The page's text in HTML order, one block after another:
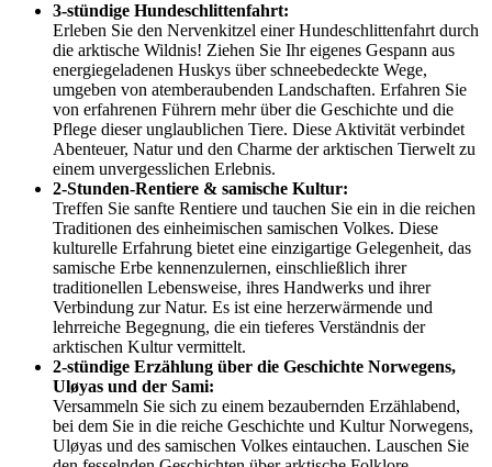
3-stündige Hundeschlittenfahrt:
Erleben Sie den Nervenkitzel einer Hundeschlittenfahrt durch
die arktische Wildnis! Ziehen Sie Ihr eigenes Gespann aus
energiegeladenen Huskys über schneebedeckte Wege,
umgeben von atemberaubenden Landschaften. Erfahren Sie
von erfahrenen Führern mehr über die Geschichte und die
Pflege dieser unglaublichen Tiere. Diese Aktivität verbindet
Abenteuer, Natur und den Charme der arktischen Tierwelt zu
einem unvergesslichen Erlebnis.
2-Stunden-Rentiere & samische Kultur:
Treffen Sie sanfte Rentiere und tauchen Sie ein in die reichen
Traditionen des einheimischen samischen Volkes. Diese
kulturelle Erfahrung bietet eine einzigartige Gelegenheit, das
samische Erbe kennenzulernen, einschließlich ihrer
traditionellen Lebensweise, ihres Handwerks und ihrer
Verbindung zur Natur. Es ist eine herzerwärmende und
lehrreiche Begegnung, die ein tieferes Verständnis der
arktischen Kultur vermittelt.
2-stündige Erzählung über die Geschichte Norwegens,
Uløyas und der Sami:
Versammeln Sie sich zu einem bezaubernden Erzählabend,
bei dem Sie in die reiche Geschichte und Kultur Norwegens,
Uløyas und des samischen Volkes eintauchen. Lauschen Sie